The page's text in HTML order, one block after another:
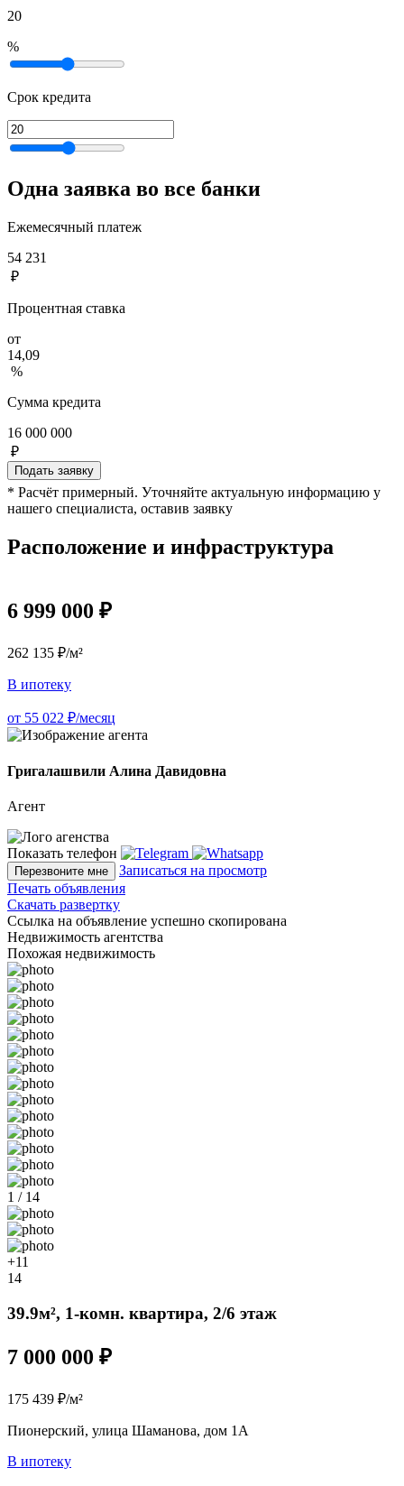
20
%
Срок кредита
Одна заявка во все банки
Ежемесячный платеж
54 231
₽
Процентная ставка
от
14,09
%
Сумма кредита
16 000 000
₽
Подать заявку
* Расчёт примерный. Уточняйте актуальную информацию у
нашего специалиста, оставив заявку
Расположение и инфраструктура
6 999 000 ₽
262 135 ₽/м²
В ипотеку
от 55 022 ₽/месяц
Григалашвили Алина Давидовна
Агент
Показать телефон
Перезвоните мне
Записаться на просмотр
Печать объявления
Скачать развертку
Ссылка на объявление успешно скопирована
Недвижимость агентства
Похожая недвижимость
1 / 14
+11
14
39.9м², 1-комн. квартира, 2/6 этаж
7 000 000 ₽
175 439 ₽/м²
Пионерский, улица Шаманова, дом 1А
В ипотеку